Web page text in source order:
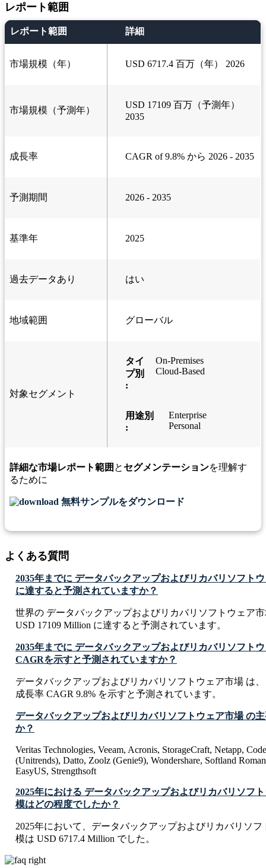
レポート範囲
レポート範囲 詳細
市場規模（年） USD 6717.4 百万（年） 2026
市場規模（予測年）
USD 17109 百万（予測年）
2035
成長率 CAGR of 9.8% から 2026 - 2035
予測期間 2026 - 2035
基準年 2025
過去データあり はい
地域範囲 グローバル
対象セグメント
タイ
プ別
:
On-Premises
Cloud-Based
用途別
:
Enterprise
Personal
詳細な市場レポート範囲 と セグメンテーションを理解す
るために
無料サンプルをダウンロード
よくある質問
2035年までに データバックアップおよびリカバリソフト
に達すると予測されていますか？
世界の データバックアップおよびリカバリソフトウェア
USD 17109 Million に達すると予測されています。
2035年までに データバックアップおよびリカバリソフト
CAGRを示すと予測されていますか？
データバックアップおよびリカバリソフトウェア市場 は
成長率 CAGR 9.8% を示すと予測されています。
データバックアップおよびリカバリソフトウェア市場 の
か？
Veritas Technologies, Veeam, Acronis, StorageCraft, Netapp,
(Unitrends), Datto, Zoolz (Genie9), Wondershare, Softland
EasyUS, Strengthsoft
2025年における データバックアップおよびリカバリソフ
模はどの程度でしたか？
2025年において、データバックアップおよびリカバリソ
模は USD 6717.4 Million でした。